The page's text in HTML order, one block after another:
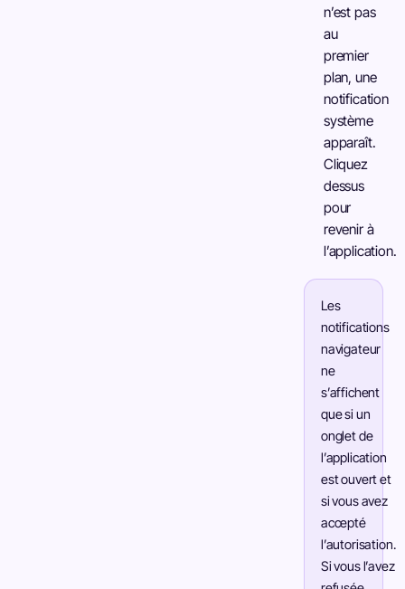
n’est pas
au
premier
plan, une
notification
système
apparaît.
Cliquez
dessus
pour
revenir à
l’application.
Les
notifications
navigateur
ne
s’affichent
que si un
onglet de
l’application
est ouvert et
si vous avez
accepté
l’autorisation.
Si vous l’avez